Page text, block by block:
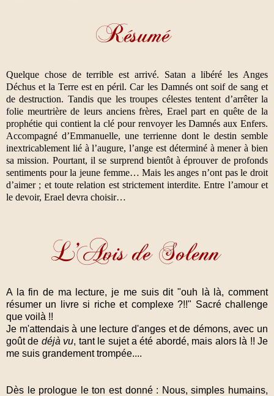
Quelque chose de terrible est arrivé. Satan a libéré les Anges
Déchus et la Terre est en péril. Car les Damnés ont soif de sang et
de destruction. Tandis que les troupes célestes tentent d’arrêter la
folie meurtrière de leurs anciens frères, Erael part en quête de la
prophétie qui contient la clé pour renvoyer les Damnés aux Enfers.
Accompagné d’Emmanuelle, une terrienne dont le destin semble
inextricablement lié à l’augure, l’ange est déterminé à mener à bien
sa mission. Pourtant, il se surprend bientôt à éprouver de profonds
sentiments pour la jeune femme… Mais les anges n’ont pas le droit
d’aimer ; et toute relation est strictement interdite. Entre l’amour et
le devoir, Erael devra choisir…
A la fin de ma lecture, je me suis dit "ouh là là, comment
résumer un livre si riche et complexe ?!!" Sacré challenge
que voilà !!
Je m'attendais à une lecture d'anges et de démons, avec un
goût de déjà vu, tant le sujet a été abordé, mais alors là !! Je
me suis grandement trompée....
Dès le prologue le ton est donné : Nous, simples humains,